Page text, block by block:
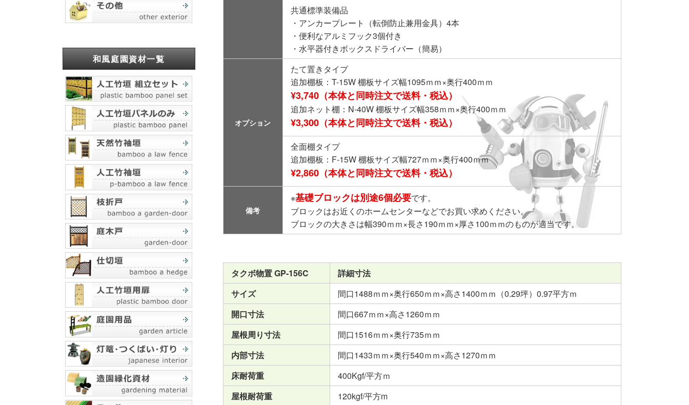
共通標準装備品
・アンカープレート（転倒防止兼用金具）4本
・便利なアルミフック3個付き
・水平器付きボックスドライバー（簡易）
オプション
たて置きタイプ
追加棚板：T-15W 棚板サイズ幅1095ｍｍ×奥行400ｍｍ
¥3,740（本体と同時注文で送料・税込）
追加ネット棚：N-40W 棚板サイズ幅358ｍｍ×奥行400ｍｍ
¥3,300（本体と同時注文で送料・税込）
全面棚タイプ
追加棚板：F-15W 棚板サイズ幅727ｍｍ×奥行400ｍｍ
¥2,860（本体と同時注文で送料・税込）
備考
※基礎ブロックは別途6個必要です。
ブロックはお近くのホームセンターなどでお買い求めください。
ブロックの大きさは幅390ｍｍ×長さ190ｍｍ×厚さ100ｍｍのものが適当です。
タクボ物置 GP-156C
詳細寸法
サイズ
間口1488ｍｍ×奥行650ｍｍ×高さ1400ｍｍ（0.29坪）0.97平方ｍ
開口寸法
間口667ｍｍ×高さ1260ｍｍ
屋根周り寸法
間口1516ｍｍ×奥行735ｍｍ
内部寸法
間口1433ｍｍ×奥行540ｍｍ×高さ1270ｍｍ
床耐荷重
400Kgf/平方ｍ
屋根耐荷重
120kgf/平方m
和風庭園資材一覧